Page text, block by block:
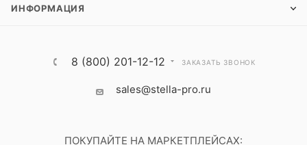
ИНФОРМАЦИЯ
8 (800) 201-12-12 ЗАКАЗАТЬ ЗВОНОК
sales@stella-pro.ru
ПОКУПАЙТЕ НА МАРКЕТПЛЕЙСАХ: